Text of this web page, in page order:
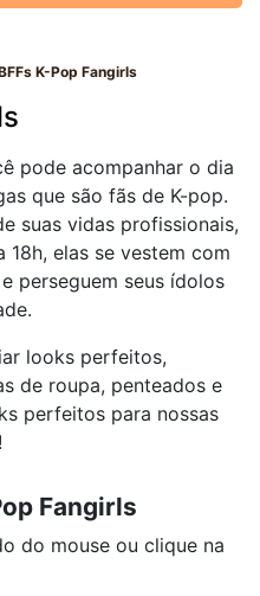
K-Pop Fangirls
pode acompanhar o dia
que são fãs de K-pop.
suas vidas profissionais,
elas se vestem com
perseguem seus ídolos
looks perfeitos,
de roupa, penteados e
perfeitos para nossas
Fangirls
do mouse ou clique na